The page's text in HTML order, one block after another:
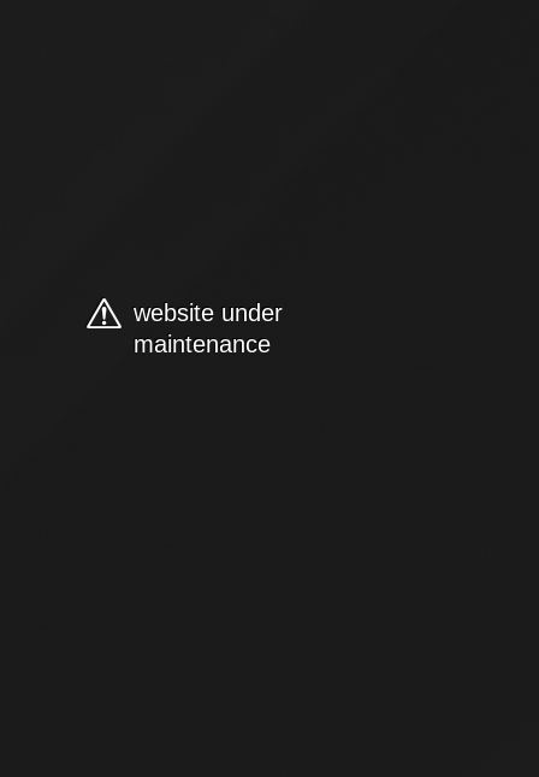
website under
maintenance